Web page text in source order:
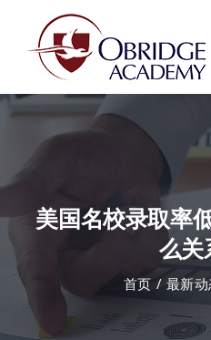
首页
课程中心
美国名校录取率
么关
首页 最新